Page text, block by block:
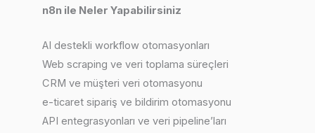
n8n ile Neler Yapabilirsiniz
AI destekli workflow otomasyonları
Web scraping ve veri toplama süreçleri
CRM ve müşteri veri otomasyonu
e-ticaret sipariş ve bildirim otomasyonu
API entegrasyonları ve veri pipeline’ları